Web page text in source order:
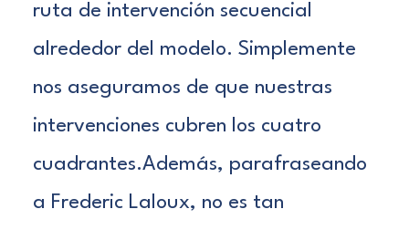
ruta de intervención secuencial
alrededor del modelo. Simplemente
nos aseguramos de que nuestras
intervenciones cubren los cuatro
cuadrantes.Además, parafraseando
a Frederic Laloux, no es tan